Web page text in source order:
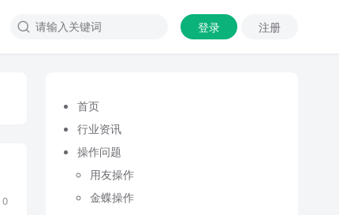
登录 注册

0
首页
行业资讯
操作问题
用友操作
金蝶操作